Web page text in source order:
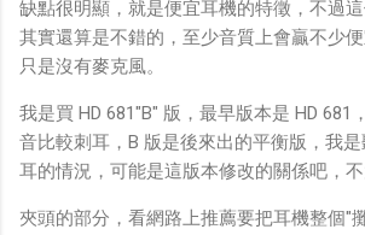
缺點很明顯，就是便宜耳機的特徵，不過
其實還算是不錯的，至少音質上會贏不少
只是沒有麥克風。
我是買 HD 681"B" 版，最早版本是 HD 681
音比較刺耳，B 版是後來出的平衡版，我
耳的情況，可能是這版本修改的關係吧，不
夾頭的部分，看網路上推薦要把耳機整個"